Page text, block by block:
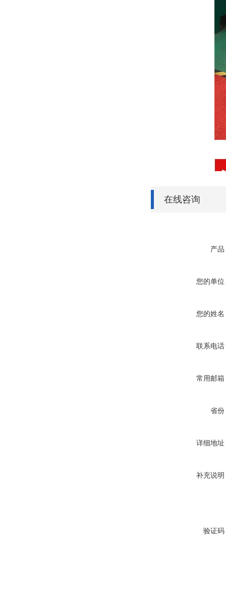
在线咨询
产品
您的单位
您的姓名
联系电话
常用邮箱
省份
详细地址
补充说明
验证码